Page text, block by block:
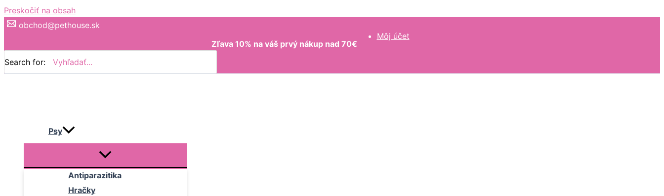
Preskočiť na obsah
obchod@pethouse.sk
Zľava 10% na váš prvý nákup nad 70€
Môj účet
Search for:
Psy
Antiparazitika
Hračky